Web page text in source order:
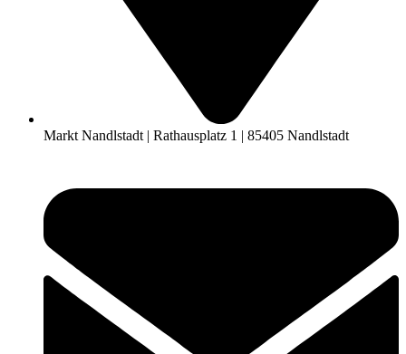
Markt Nandlstadt | Rathausplatz 1 | 85405 Nandlstadt